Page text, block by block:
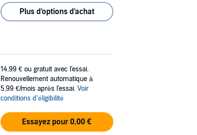
Plus d'options d'achat
14,99 € ou gratuit avec l'essai.
Renouvellement automatique à
5,99 €/mois après l'essai. Voir
conditions d'éligibilité
Essayez pour 0,00 €